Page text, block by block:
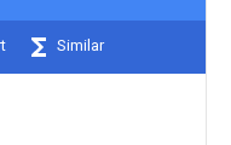
Similar